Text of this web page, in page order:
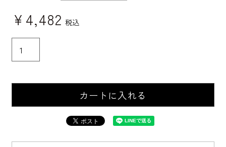
¥ 4,482 税込
カートに入れる